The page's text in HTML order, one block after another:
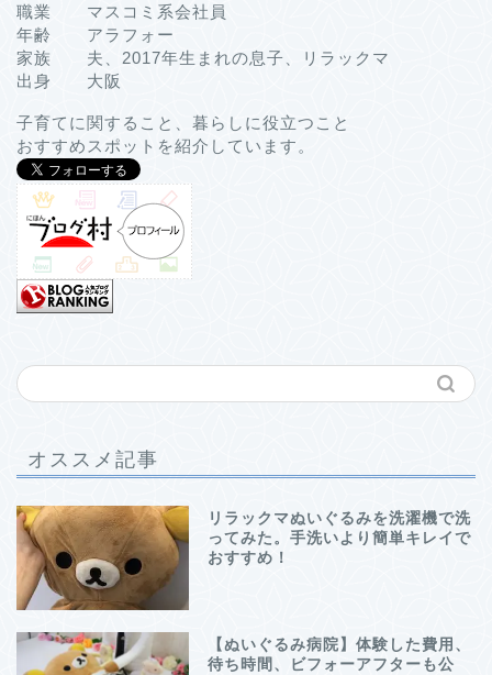
職業 マスコミ系会社員
年齢 アラフォー
家族 夫、2017年生まれの息子、リラックマ
出身 大阪
子育てに関すること、暮らしに役立つこと
おすすめスポットを紹介しています。
オススメ記事
リラックマぬいぐるみを洗濯機で洗
ってみた。手洗いより簡単キレイで
おすすめ！
【ぬいぐるみ病院】体験した費用、
待ち時間、ビフォーアフターも公